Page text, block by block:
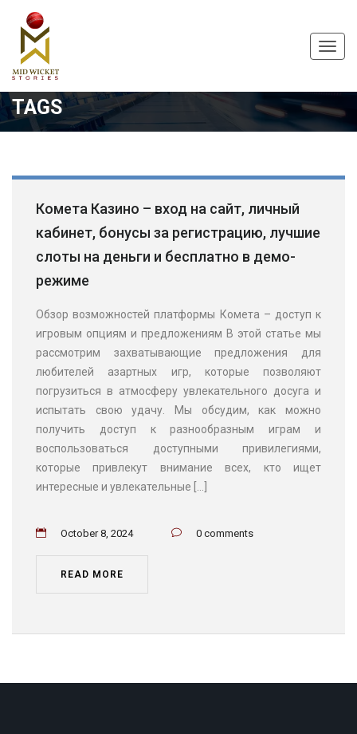
TAGS
Комета Казино – вход на сайт, личный
кабинет, бонусы за регистрацию, лучшие
слоты на деньги и бесплатно в демо-
режиме
Обзор возможностей платформы Комета – доступ к
игровым опциям и предложениям В этой статье мы
рассмотрим захватывающие предложения для
любителей азартных игр, которые позволяют
погрузиться в атмосферу увлекательного досуга и
испытать свою удачу. Мы обсудим, как можно
получить доступ к разнообразным играм и
воспользоваться доступными привилегиями,
которые привлекут внимание всех, кто ищет
интересные и увлекательные […]
October 8, 2024 0 comments
READ MORE